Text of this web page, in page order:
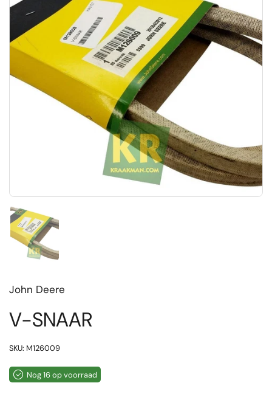
Toon dia 1
John Deere
V-SNAAR
SKU: M126009
Nog 16 op voorraad